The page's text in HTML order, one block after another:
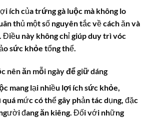
ích củatrứng gà luộc mà không lo
thủ một số nguyên tắc về cách ăn và
Điều này không chỉ giúp duy trì vóc
sức khỏe tổng thể.
nên ăn mỗi ngày để giữ dáng
mang lại nhiều lợi ích sức khỏe
mức có thể gây phản tác dụng, đặc
đangăn kiêng. Đối với những